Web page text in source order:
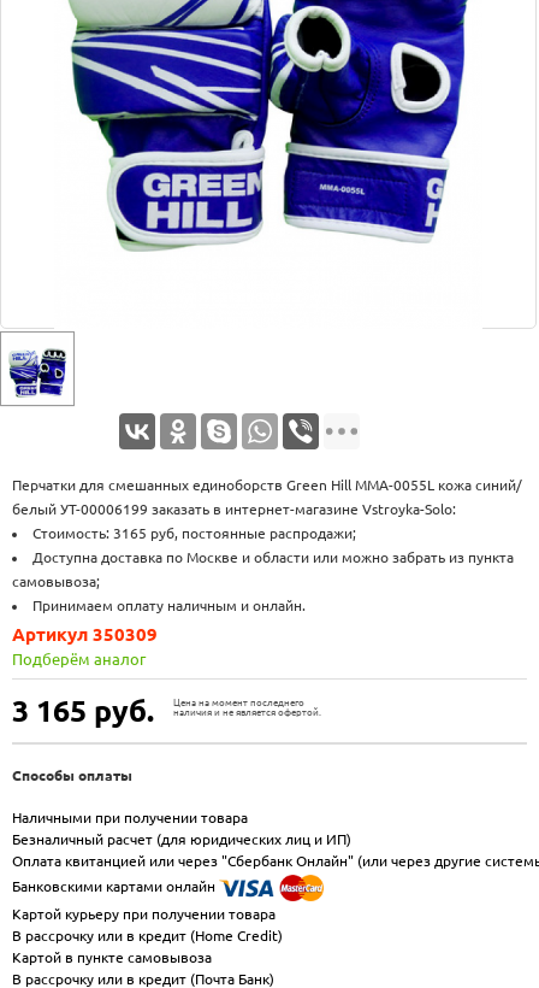
Перчатки для смешанных единоборств Green Hill MMA-0055L кожа синий/
белый УТ-00006199 заказать в интернет-магазине Vstroyka-Solo:
Стоимость: 3165 руб, постоянные распродажи;
Доступна доставка по Москве и области или можно забрать из пункта
самовывоза;
Принимаем оплату наличным и онлайн.
3 165 руб.
Цена на момент последнего
наличия и не является офертой.
Артикул 350309
Подберём аналог
Способы оплаты
Наличными при получении товара
Безналичный расчет (для юридических лиц и ИП)
Оплата квитанцией или через "Сбербанк Онлайн" (или через другие
Банковскими картами онлайн
Картой курьеру при получении товара
В рассрочку или в кредит (Home Credit)
Картой в пункте самовывоза
В рассрочку или в кредит (Почта Банк)